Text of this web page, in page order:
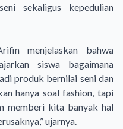
sekaligus kepedulian
menjelaskan bahwa
siswa bagaimana
produk bernilai seni dan
hanya soal fashion, tapi
memberi kita banyak hal
ujarnya.